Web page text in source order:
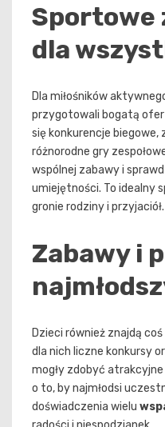
Sportowe
dla
Dla miłośników
przygotowali bogatą
się konkurencje
różnorodne gry
wspólnej zabawy i
umiejętności. To idealny
gronie rodziny i przyjaciół.
Zabawy i
Dzieci również znajdą
dla nich liczne konkursy
mogły zdobyć
o to, by najmłodsi
doświadczenia wielu